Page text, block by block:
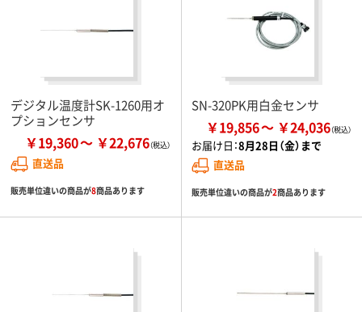
デジタル温度計SK-1260用オ
プションセンサ
￥19,360 ￥22,676
直送品
販売単位違いの商品が8商品あります
SN-320PK用白金センサ
￥19,856 ￥24,036
お届け日：8月28日（金）まで
直送品
販売単位違いの商品が2商品あります